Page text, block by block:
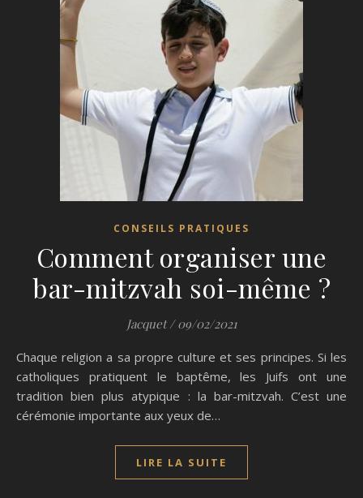
CONSEILS PRATIQUES
Comment organiser une
bar-mitzvah soi-même ?
Jacquet / 09/02/2021
Chaque religion a sa propre culture et ses principes. Si les
catholiques pratiquent le baptême, les Juifs ont une
tradition bien plus atypique : la bar-mitzvah. C’est une
cérémonie importante aux yeux de…
LIRE LA SUITE